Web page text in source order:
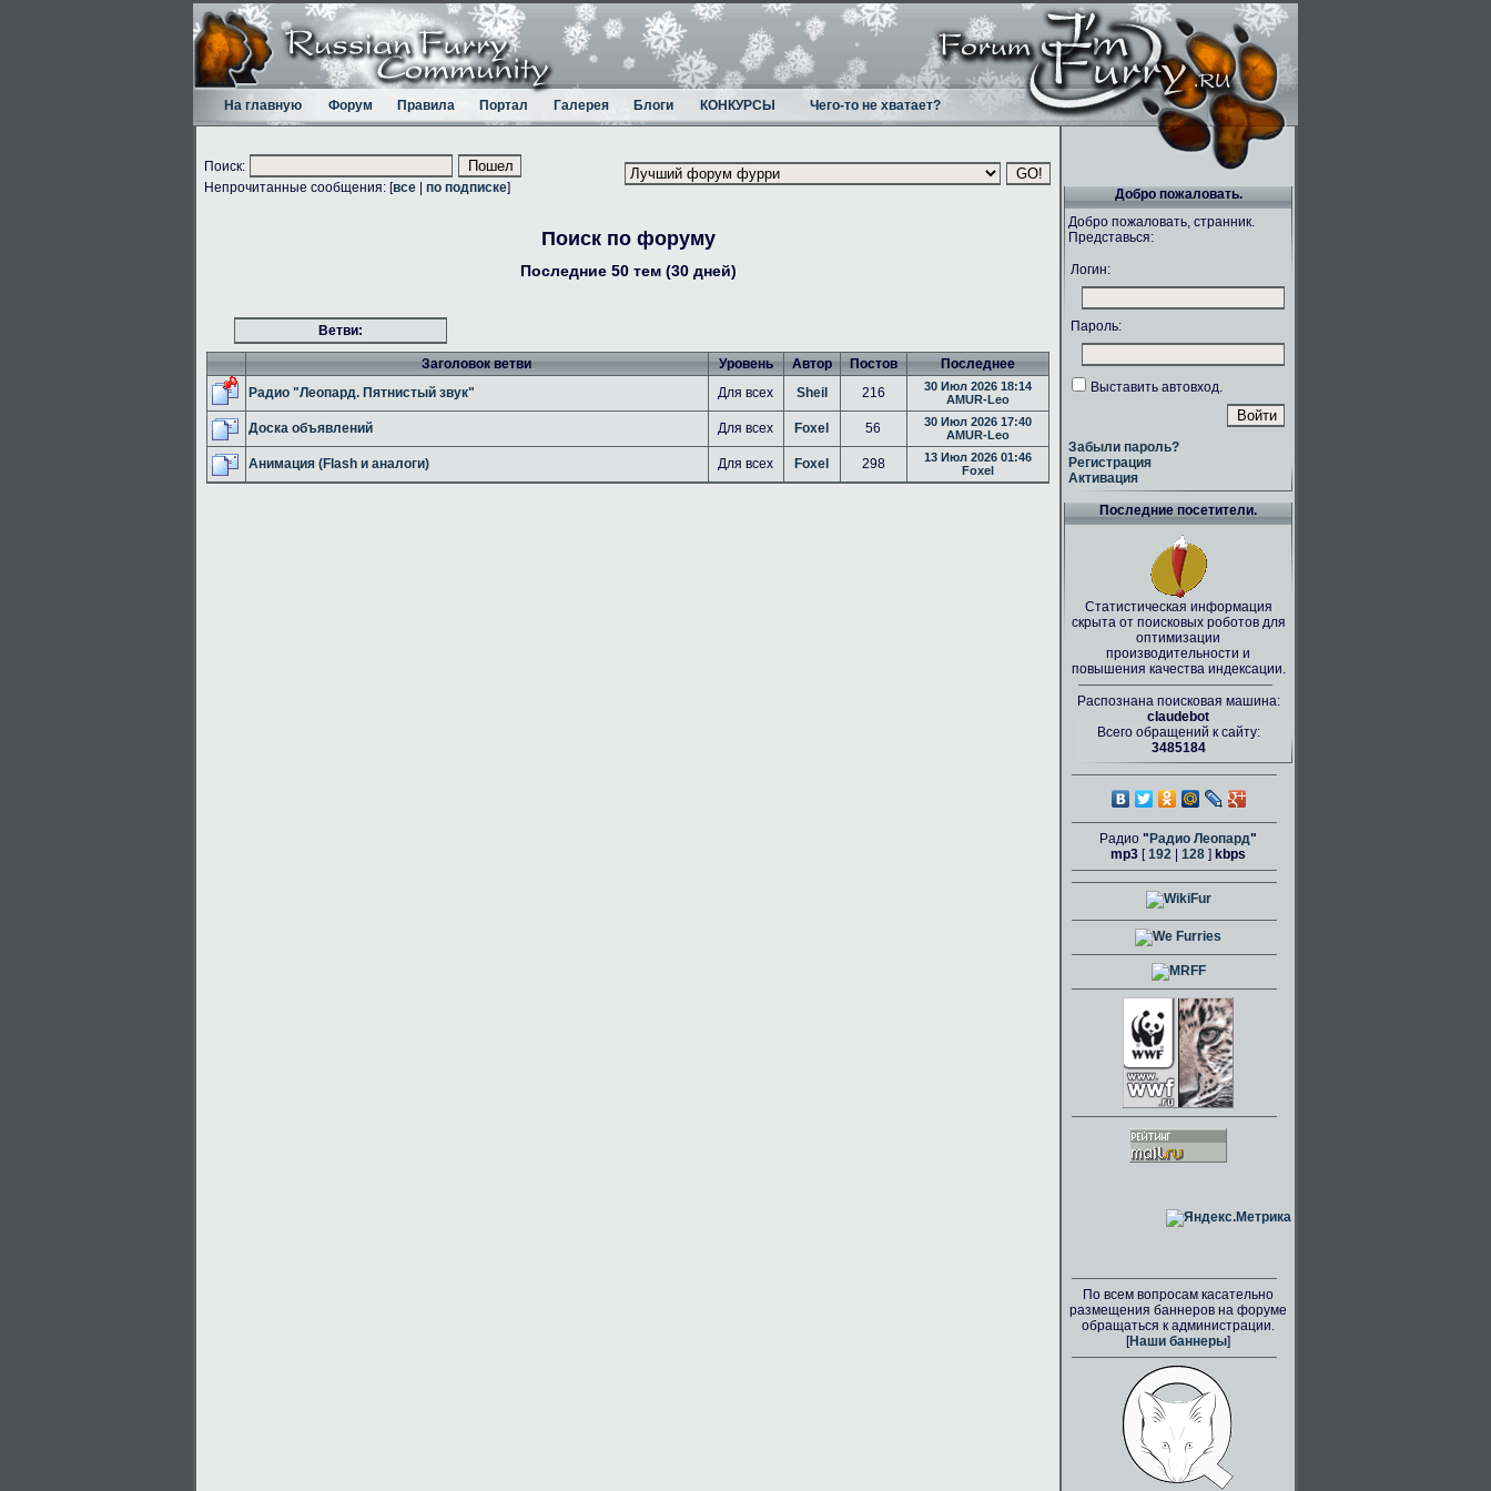
На главную Форум Правила Портал Галерея Блоги КОНКУРСЫ Чего-то не хватает?
Поиск:
Непрочитанные сообщения: [все по подписке]
Поиск по форуму
Последние 50 тем (30 дней)
Ветви:
Заголовок ветви Уровень Автор Постов
Последнее
Радио "Леопард. Пятнистый звук"
Для всех Sheil 216
30 Июл 2026 18:14
AMUR-Leo
Доска объявлений Для всех Foxel 56
30 Июл 2026 17:40
AMUR-Leo
Анимация (Flash и аналоги) Для всех Foxel 298
13 Июл 2026 01:46
Foxel
Добро пожаловать.
Добро пожаловать, странник.
Представься:
Логин:
Пароль:
Выставить автовход.
Забыли пароль?
Регистрация
Активация
Последние посетители.
Статистическая информация
скрыта от поисковых роботов для
оптимизации
производительности и
повышения качества индексации.
Распознана поисковая машина:
claudebot
Всего обращений к сайту:
3485184
Радио " Радио Леопард"
mp3 [192 128 ] kbps
По всем вопросам касательно
размещения баннеров на форуме
обращаться к администрации.
[Наши баннеры]